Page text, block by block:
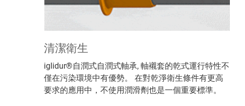
清潔衛生
iglidur®自潤式自潤式軸承, 軸襯套的乾式運行特性不
僅在污染環境中有優勢。 在對乾淨衛生條件有更高
要求的應用中，不使用潤滑劑也是一個重要標準。